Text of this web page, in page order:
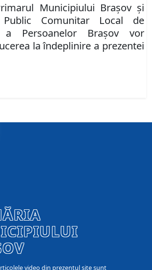
Municipiului Braşov şi
Public Comunitar Local de
a Persoanelor Braşov vor
la îndeplinire a prezentei
video din prezentul site sunt